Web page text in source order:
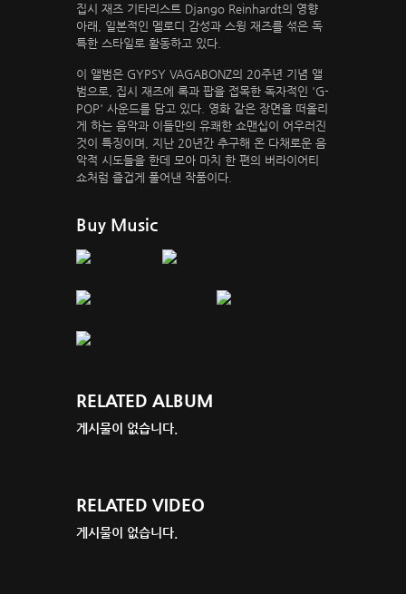
집시 재즈 기타리스트 Django Reinhardt의 영향
아래, 일본적인 멜로디 감성과 스윙 재즈를 섞은 독
특한 스타일로 활동하고 있다.
이 앨범은 GYPSY VAGABONZ의 20주년 기념 앨
범으로, 집시 재즈에 록과 팝을 접목한 독자적인 'G-
POP' 사운드를 담고 있다. 영화 같은 장면을 떠올리
게 하는 음악과 이들만의 유쾌한 쇼맨십이 어우러진
것이 특징이며, 지난 20년간 추구해 온 다채로운 음
악적 시도들을 한데 모아 마치 한 편의 버라이어티
쇼처럼 즐겁게 풀어낸 작품이다.
Buy Music
RELATED ALBUM
게시물이 없습니다.
RELATED VIDEO
게시물이 없습니다.